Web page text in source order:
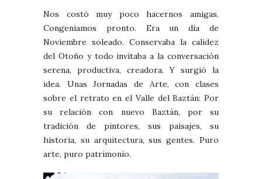
Nos costó muy poco hacernos amigas.
Congeniamos pronto. Era un día de
Noviembre soleado. Conservaba la calidez
del Otoño y todo invitaba a la conversación
serena, productiva, creadora. Y surgió la
idea. Unas Jornadas de Arte, con clases
sobre el retrato en el Valle del Baztán: Por
su relación con nuevo Baztán, por su
tradición de pintores, sus paisajes, su
historia, su arquitectura, sus gentes. Puro
arte, puro patrimonio.